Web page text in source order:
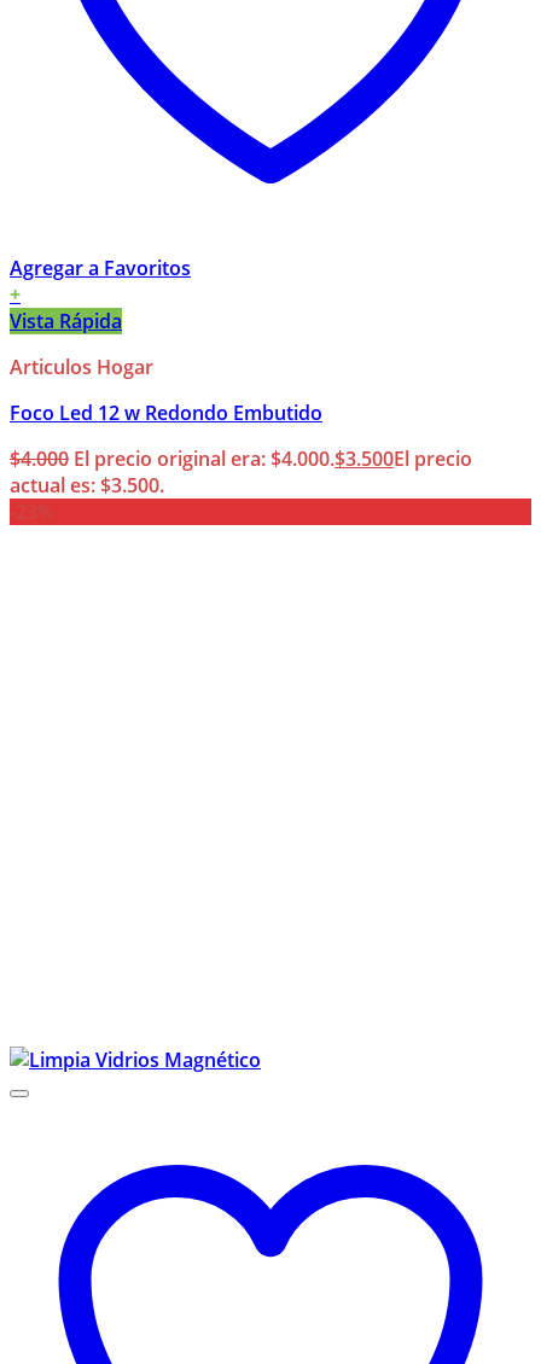
Agregar a Favoritos
+
Vista Rápida
Articulos Hogar
Foco Led 12 w Redondo Embutido
$4.000 El precio original era: $4.000.$3.500El precio
actual es: $3.500.